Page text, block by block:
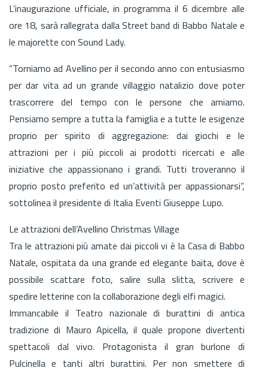
L’inaugurazione ufficiale, in programma il 6 dicembre alle
ore 18, sarà rallegrata dalla Street band di Babbo Natale e
le majorette con Sound Lady.
“Torniamo ad Avellino per il secondo anno con entusiasmo
per dar vita ad un grande villaggio natalizio dove poter
trascorrere del tempo con le persone che amiamo.
Pensiamo sempre a tutta la famiglia e a tutte le esigenze
proprio per spirito di aggregazione: dai giochi e le
attrazioni per i più piccoli ai prodotti ricercati e alle
iniziative che appassionano i grandi. Tutti troveranno il
proprio posto preferito ed un’attività per appassionarsi”,
sottolinea il presidente di Italia Eventi Giuseppe Lupo.
Le attrazioni dell’Avellino Christmas Village
Tra le attrazioni più amate dai piccoli vi è la Casa di Babbo
Natale, ospitata da una grande ed elegante baita, dove è
possibile scattare foto, salire sulla slitta, scrivere e
spedire letterine con la collaborazione degli elfi magici.
Immancabile il Teatro nazionale di burattini di antica
tradizione di Mauro Apicella, il quale propone divertenti
spettacoli dal vivo. Protagonista il gran burlone di
Pulcinella e tanti altri burattini. Per non smettere di